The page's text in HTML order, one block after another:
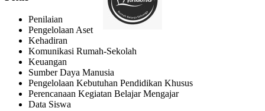
Penilaian
Pengelolaan Aset
Kehadiran
Komunikasi Rumah-Sekolah
Keuangan
Sumber Daya Manusia
Pengelolaan Kebutuhan Pendidikan Khusus
Perencanaan Kegiatan Belajar Mengajar
Data Siswa